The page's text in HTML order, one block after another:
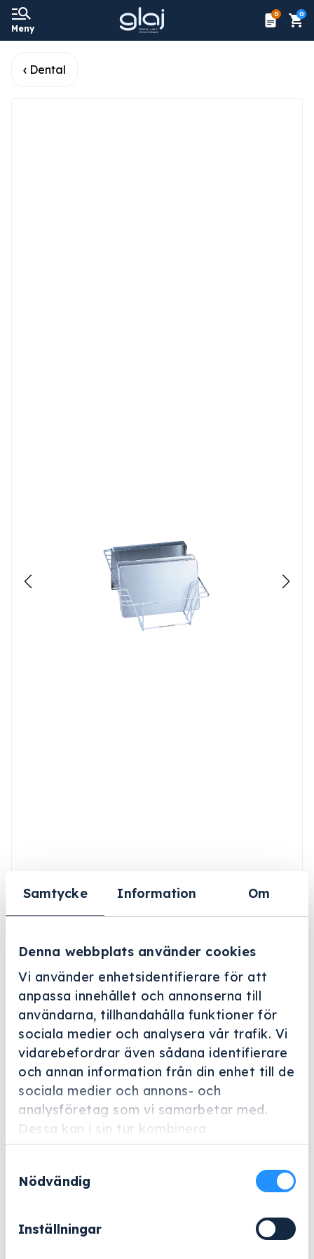
Samtycke Information Om
Denna webbplats använder cookies
Vi använder enhetsidentifierare för att
anpassa innehållet och annonserna till
användarna, tillhandahålla funktioner för
sociala medier och analysera vår trafik. Vi
vidarebefordrar även sådana identifierare
och annan information från din enhet till de
sociala medier och annons- och
analysföretag som vi samarbetar med.
Dessa kan i sin tur kombinera
informationen med annan information som
samlat in när du har använt deras tjänster.
Nödvändig
Inställningar
Meny
0 0
Dental
Helskärm
Miele Professional
E 338
skålformade brickor.
2 945kr